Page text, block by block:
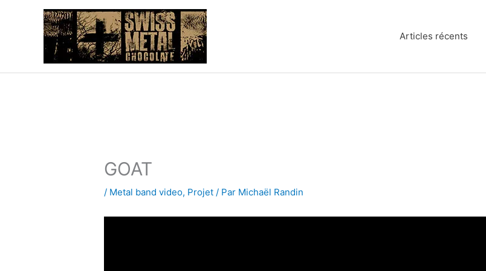
Articles récents
GOAT
/ Metal band video, Projet / Par Michaël Randin